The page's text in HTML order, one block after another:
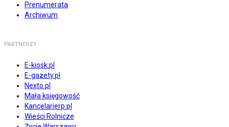
Prenumerata
Archiwum
PARTNERZY
E-kiosk.pl
E-gazety.pl
Nexto.pl
Mała księgowość
Kancelarierp.pl
Wieści Rolnicze